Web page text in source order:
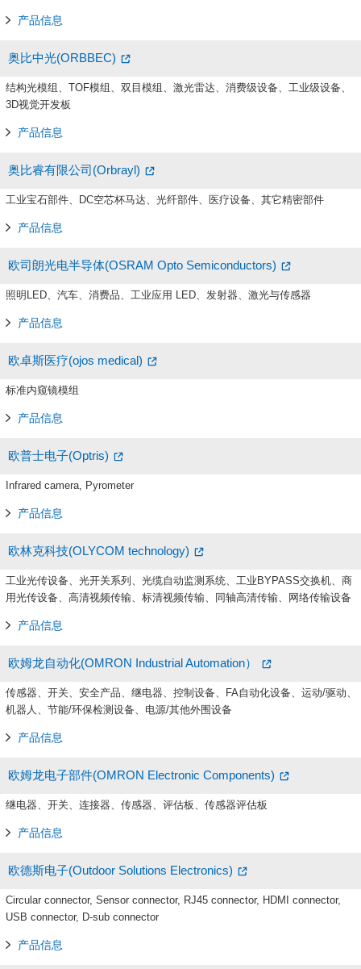
产品信息
奥比中光(ORBBEC)
结构光模组、TOF模组、双目模组、激光雷达、消费级设备、工业级设备、
3D视觉开发板
产品信息
奥比睿有限公司(Orbrayl)
工业宝石部件、DC空芯杯马达、光纤部件、医疗设备、其它精密部件
产品信息
欧司朗光电半导体(OSRAM Opto Semiconductors)
照明LED、汽车、消费品、工业应用 LED、发射器、激光与传感器
产品信息
欧卓斯医疗(ojos medical)
标准内窥镜模组
产品信息
欧普士电子(Optris)
Infrared camera, Pyrometer
产品信息
欧林克科技(OLYCOM technology)
工业光传设备、光开关系列、光缆自动监测系统、工业BYPASS交换机、商
用光传设备、高清视频传输、标清视频传输、同轴高清传输、网络传输设备
产品信息
欧姆龙自动化(OMRON Industrial Automation）
传感器、开关、安全产品、继电器、控制设备、FA自动化设备、运动/驱动、
机器人、节能/环保检测设备、电源/其他外围设备
产品信息
欧姆龙电子部件(OMRON Electronic Components)
继电器、开关、连接器、传感器、评估板、传感器评估板
产品信息
欧德斯电子(Outdoor Solutions Electronics)
Circular connector, Sensor connector, RJ45 connector, HDMI connector,
USB connector, D-sub connector
产品信息